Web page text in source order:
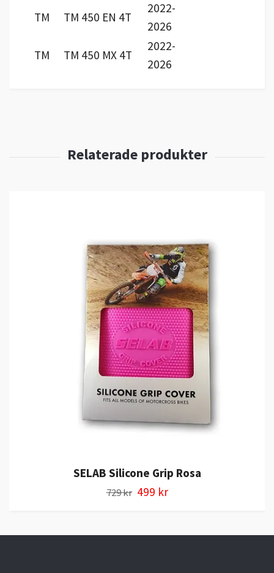
TM
TM 450 EN 4T
2022-
2026
TM
TM 450 MX 4T
2022-
2026
SELAB Silicone Grip Rosa
729 kr 499 kr